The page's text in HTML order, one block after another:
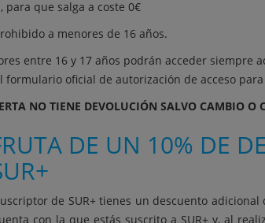
para que salga a coste 0€
a menores de 16 años.
entre 16 y 17 años podrán acceder
formulario oficial de autorización de acceso
NO TIENE DEVOLUCIÓN SALVO CAMBIO O
DE UN 10% DE
de SUR+ tienes un descuento
con la que estás suscrito a SUR+ y, al